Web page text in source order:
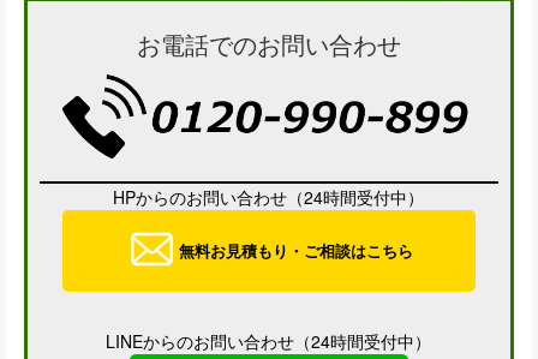
お電話でのお問い合わせ
HPからのお問い合わせ（24時間受付中）
無料お見積もり・ご相談はこちら
LINEからのお問い合わせ（24時間受付中）